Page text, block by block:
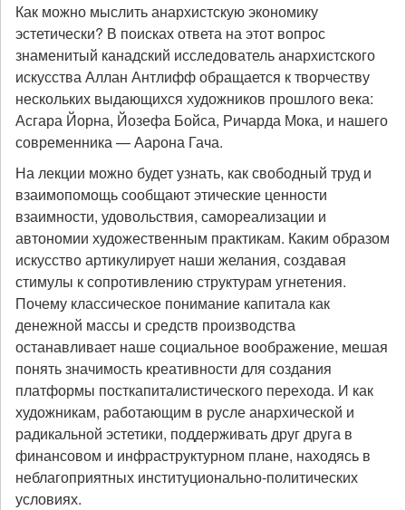
Как можно мыслить анархистскую экономику
эстетически? В поисках ответа на этот вопрос
знаменитый канадский исследователь анархистского
искусства Аллан Антлифф обращается к творчеству
нескольких выдающихся художников прошлого века:
Асгара Йорна, Йозефа Бойса, Ричарда Мока, и нашего
современника — Аарона Гача.
На лекции можно будет узнать, как свободный труд и
взаимопомощь сообщают этические ценности
взаимности, удовольствия, самореализации и
автономии художественным практикам. Каким образом
искусство артикулирует наши желания, создавая
стимулы к сопротивлению структурам угнетения.
Почему классическое понимание капитала как
денежной массы и средств производства
останавливает наше социальное воображение, мешая
понять значимость креативности для создания
платформы посткапиталистического перехода. И как
художникам, работающим в русле анархической и
радикальной эстетики, поддерживать друг друга в
финансовом и инфраструктурном плане, находясь в
неблагоприятных институционально-политических
условиях.